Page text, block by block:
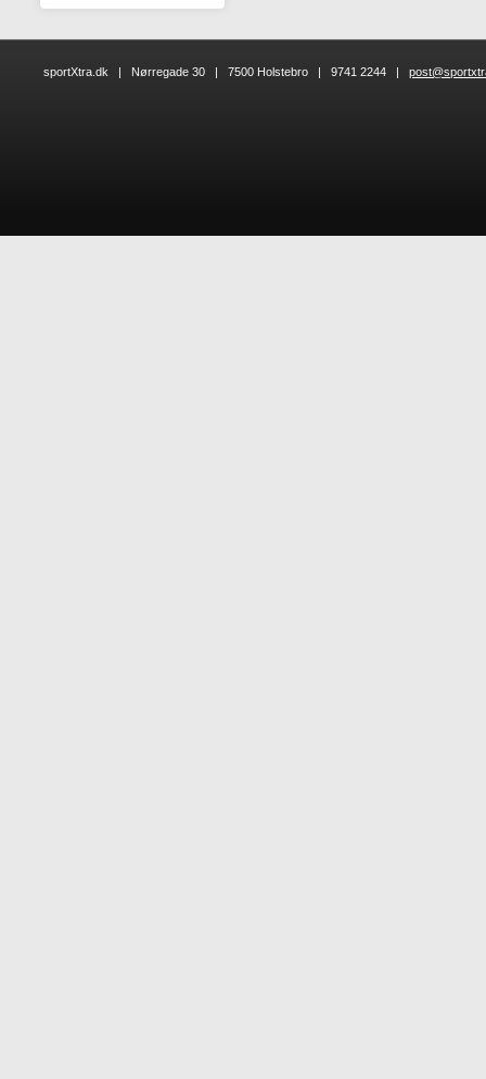
sportXtra.dk | Nørregade 30 | 7500 Holstebro | 9741 2244 |